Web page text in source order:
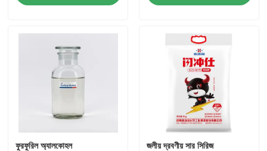
ভিডিও
ফুরফুরিল অ্যালকোহল জলীয় দ্রবণীয় সার সিরিজ